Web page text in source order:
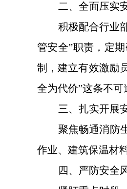
二、 全面压实
积极配合行业
管安全”职责，定
制，建立有效激励
全为代价”这条不可
三、 扎实开展
聚焦畅通消防
作业、建筑保温材
四、 严防安全